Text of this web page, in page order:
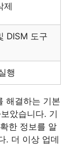
제
DISM 도구
행
해결하는 기본
았습니다. 기
한 정보를 알
. 더 이상 업데